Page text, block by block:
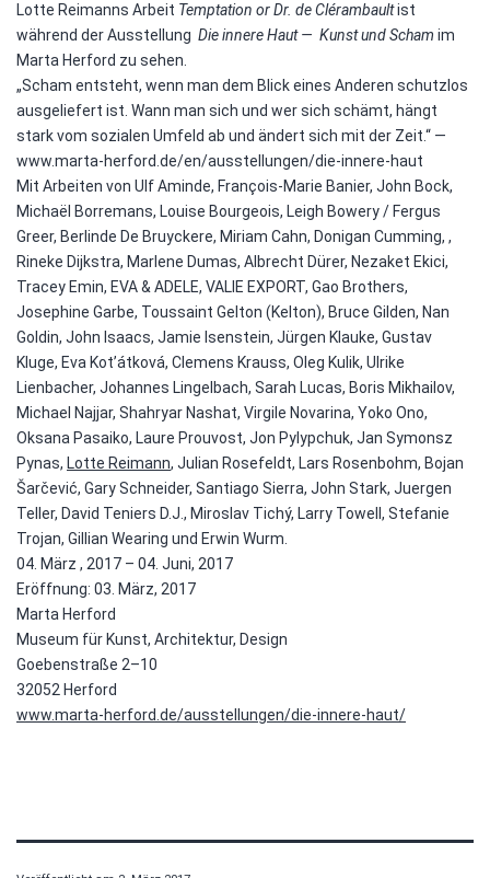
Lotte Reimanns Arbeit Temptation or Dr. de Clérambaultist
während der Ausstellung Die innere Haut — Kunst und Scham im
Marta Herford zu sehen.
„Scham entsteht, wenn man dem Blick eines Anderen schutzlos
ausgeliefert ist. Wann man sich und wer sich schämt, hängt
stark vom sozialen Umfeld ab und ändert sich mit der Zeit.“ —
www.marta-herford.de/en/ausstellungen/die-innere-haut
Mit Arbeiten von Ulf Aminde, François-Marie Banier, John Bock,
Michaël Borremans, Louise Bourgeois, Leigh Bowery / Fergus
Greer, Berlinde De Bruyckere, Miriam Cahn, Donigan Cumming, ,
Rineke Dijkstra, Marlene Dumas, Albrecht Dürer, Nezaket Ekici,
Tracey Emin, EVA & ADELE, VALIE EXPORT, Gao Brothers,
Josephine Garbe, Toussaint Gelton (Kelton), Bruce Gilden, Nan
Goldin, John Isaacs, Jamie Isenstein, Jürgen Klauke, Gustav
Kluge, Eva Kot’átková, Clemens Krauss, Oleg Kulik, Ulrike
Lienbacher, Johannes Lingelbach, Sarah Lucas, Boris Mikhailov,
Michael Najjar, Shahryar Nashat, Virgile Novarina, Yoko Ono,
Oksana Pasaiko, Laure Prouvost, Jon Pylypchuk, Jan Symonsz
Pynas, Lotte Reimann, Julian Rosefeldt, Lars Rosenbohm, Bojan
Šarčević, Gary Schneider, Santiago Sierra, John Stark, Juergen
Teller, David Teniers D.J., Miroslav Tichý, Larry Towell, Stefanie
Trojan, Gillian Wearing und Erwin Wurm.
04. März , 2017 – 04. Juni, 2017
Eröffnung: 03. März, 2017
Marta Herford
Museum für Kunst, Architektur, Design
Goebenstraße 2–10
32052 Herford
www.marta-herford.de/ausstellungen/die-innere-haut/